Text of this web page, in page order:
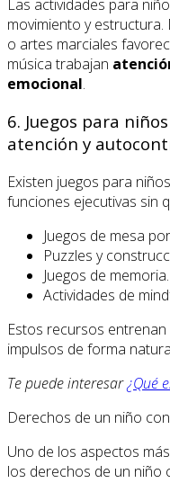
Las actividades para
movimiento y
o artes marciales
música trabajan
emocional.
6. Juegos para
atención y
Existen juegos para
funciones ejecutivas sin
Juegos de mesa
Puzzles y
Juegos de memoria.
Actividades de
Estos recursos
impulsos de forma
Te puede interesar¿Qué
Derechos de un niño
Uno de los aspectos
los derechos de un niño